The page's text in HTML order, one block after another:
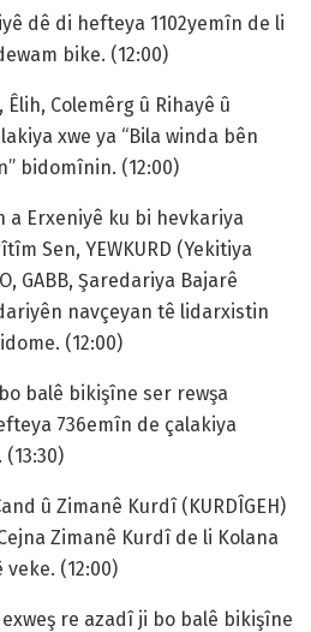
dê di hefteya 1102yemîn de li
bike. (12:00)
Colemêrg û Rihayê û
xwe ya “Bila winda bên
bidomînin. (12:00)
a Erxeniyê ku bi hevkariya
Sen, YEWKURD (Yekitiya
GABB, Şaredariya Bajarê
navçeyan tê lidarxistin
(12:00)
balê bikişîne ser rewşa
736emîn de çalakiya
û Zimanê Kurdî (KURDÎGEH)
Zimanê Kurdî de li Kolana
(12:00)
re azadî ji bo balê bikişîne